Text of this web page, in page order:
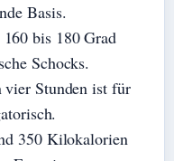
Basis.
bis 180 Grad
Schocks.
Stunden ist für
350 Kilokalorien